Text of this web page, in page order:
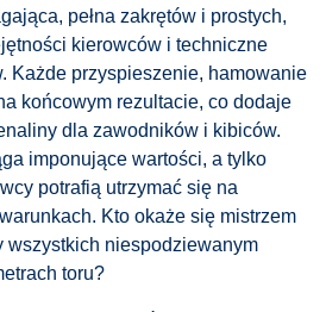
pełna zakrętów i prostych,
kierowców i techniczne
Każde przyspieszenie, hamowanie
końcowym rezultacie, co dodaje
dla zawodników i kibiców.
imponujące wartości, a tylko
potrafią utrzymać się na
Kto okaże się mistrzem
wszystkich niespodziewanym
toru?